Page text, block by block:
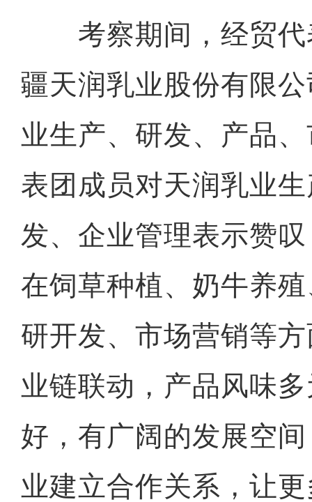
考察期间，经贸代
疆天润乳业股份有限
业生产、研发、产品
表团成员对天润乳业
发、企业管理表示赞
在饲草种植、奶牛养
研开发、市场营销等
业链联动，产品风味
好，有广阔的发展空
业建立合作关系，让